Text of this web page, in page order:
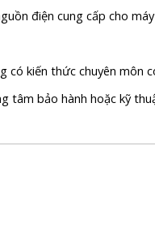
điện cung cấp cho
kiến thức chuyên môn
bảo hành hoặc kỹ